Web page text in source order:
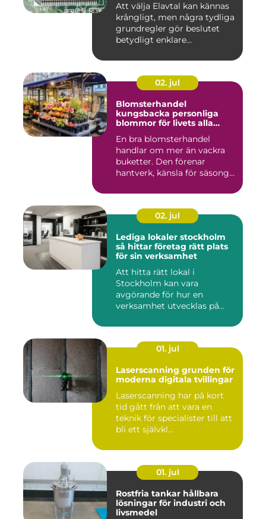
Att välja Elavtal kan kännas
krångligt, men några tydliga
grundregler gör beslutet
betydligt enklare...
02. jul
Blomsterhandel
kungsbacka personliga
blommor för livets alla
En bra blomsterhandel
handlar om mer än vackra
buketter. Den förenar
hantverk, känsla för säsong
02. jul
Lediga lokaler stockholm
så hittar företag rätt plats
för sin verksamhet
Att hitta rätt lokal i
Stockholm kan vara
avgörande för hur en
verksamhet utvecklas på
01. jul
Laserscanning grunden för
moderna digitala tvillingar
Laserscanning har på kort
tid gått från att vara en
teknik för specialister till att
bli ett självkl...
01. jul
Rostfria tankar hållbara
lösningar för industri och
livsmedel